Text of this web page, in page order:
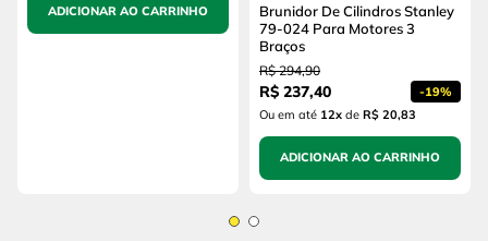
ADICIONAR AO CARRINHO
Brunidor De Cilindros Stanley
79-024 Para Motores 3
Braços
R$ 294,90
R$ 237,40 -19%
Ou em até 12x de R$ 20,83
ADICIONAR AO CARRINHO